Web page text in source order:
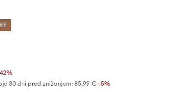
30 dni pred znižanjem: 85,99 € -5%